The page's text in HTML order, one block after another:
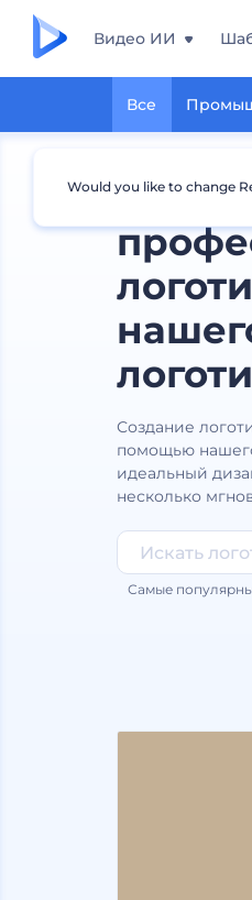
Видео ИИ
Все
Создание
помощью
идеальный
несколько
Самые
Would you like to change